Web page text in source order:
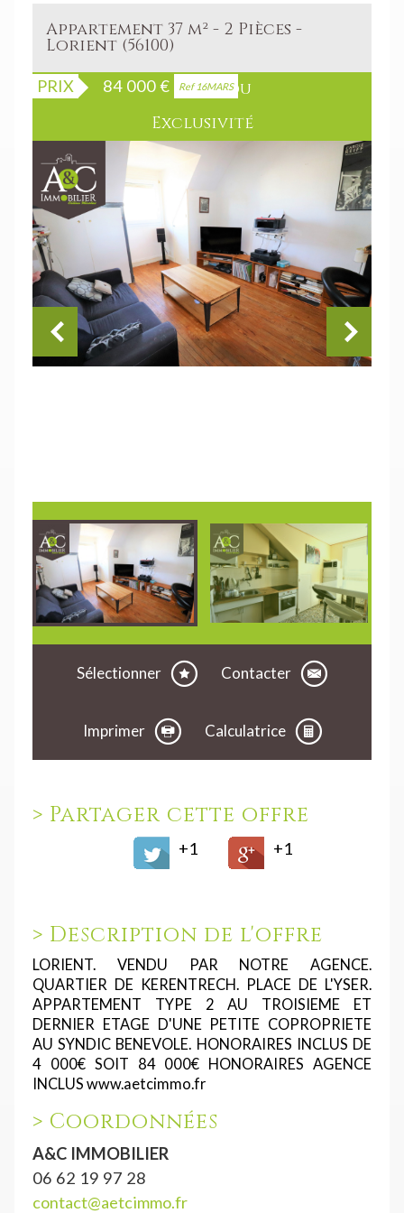
Appartement 37 m² - 2 Pièces -
Lorient (56100)
PRIX 84 000€ Ref 16MARS
Bien vendu
Exclusivité
Sélectionner Contacter
Imprimer Calculatrice
> Partager cette offre
+1 +1
> Description de l'offre
LORIENT. VENDU PAR NOTRE AGENCE.
QUARTIER DE KERENTRECH. PLACE DE L'YSER.
APPARTEMENT TYPE 2 AU TROISIEME ET
DERNIER ETAGE D'UNE PETITE COPROPRIETE
AU SYNDIC BENEVOLE. HONORAIRES INCLUS DE
4 000€ SOIT 84 000€ HONORAIRES AGENCE
INCLUS www.aetcimmo.fr
> Coordonnées
A&C IMMOBILIER
06 62 19 97 28
contact@aetcimmo.fr